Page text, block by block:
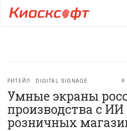
8
РИТЕЙЛ DIGITAL SIGNAGE
Умные экраны
производства с ИИ
розничных